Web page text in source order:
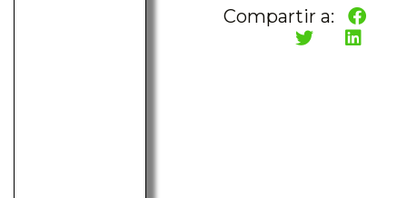
Compartir a: